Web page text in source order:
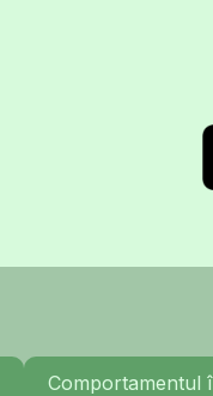
Comportamentul